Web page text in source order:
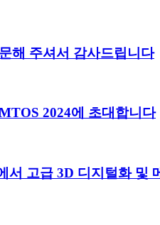
해 주셔서 감사드립니다
2024에 초대합니다
서 고급 3D 디지털화 및